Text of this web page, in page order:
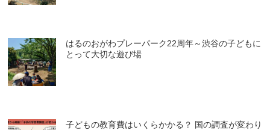
はるのおがわプレーパーク22周年～渋谷の子どもに
とって大切な遊び場
子どもの教育費はいくらかかる？ 国の調査が変わり